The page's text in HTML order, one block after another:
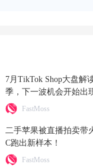
7月TikTok Shop大盘解
季，下一波机会开始出
FastMoss
二手苹果被直播拍卖带
C跑出新样本！
FastMoss